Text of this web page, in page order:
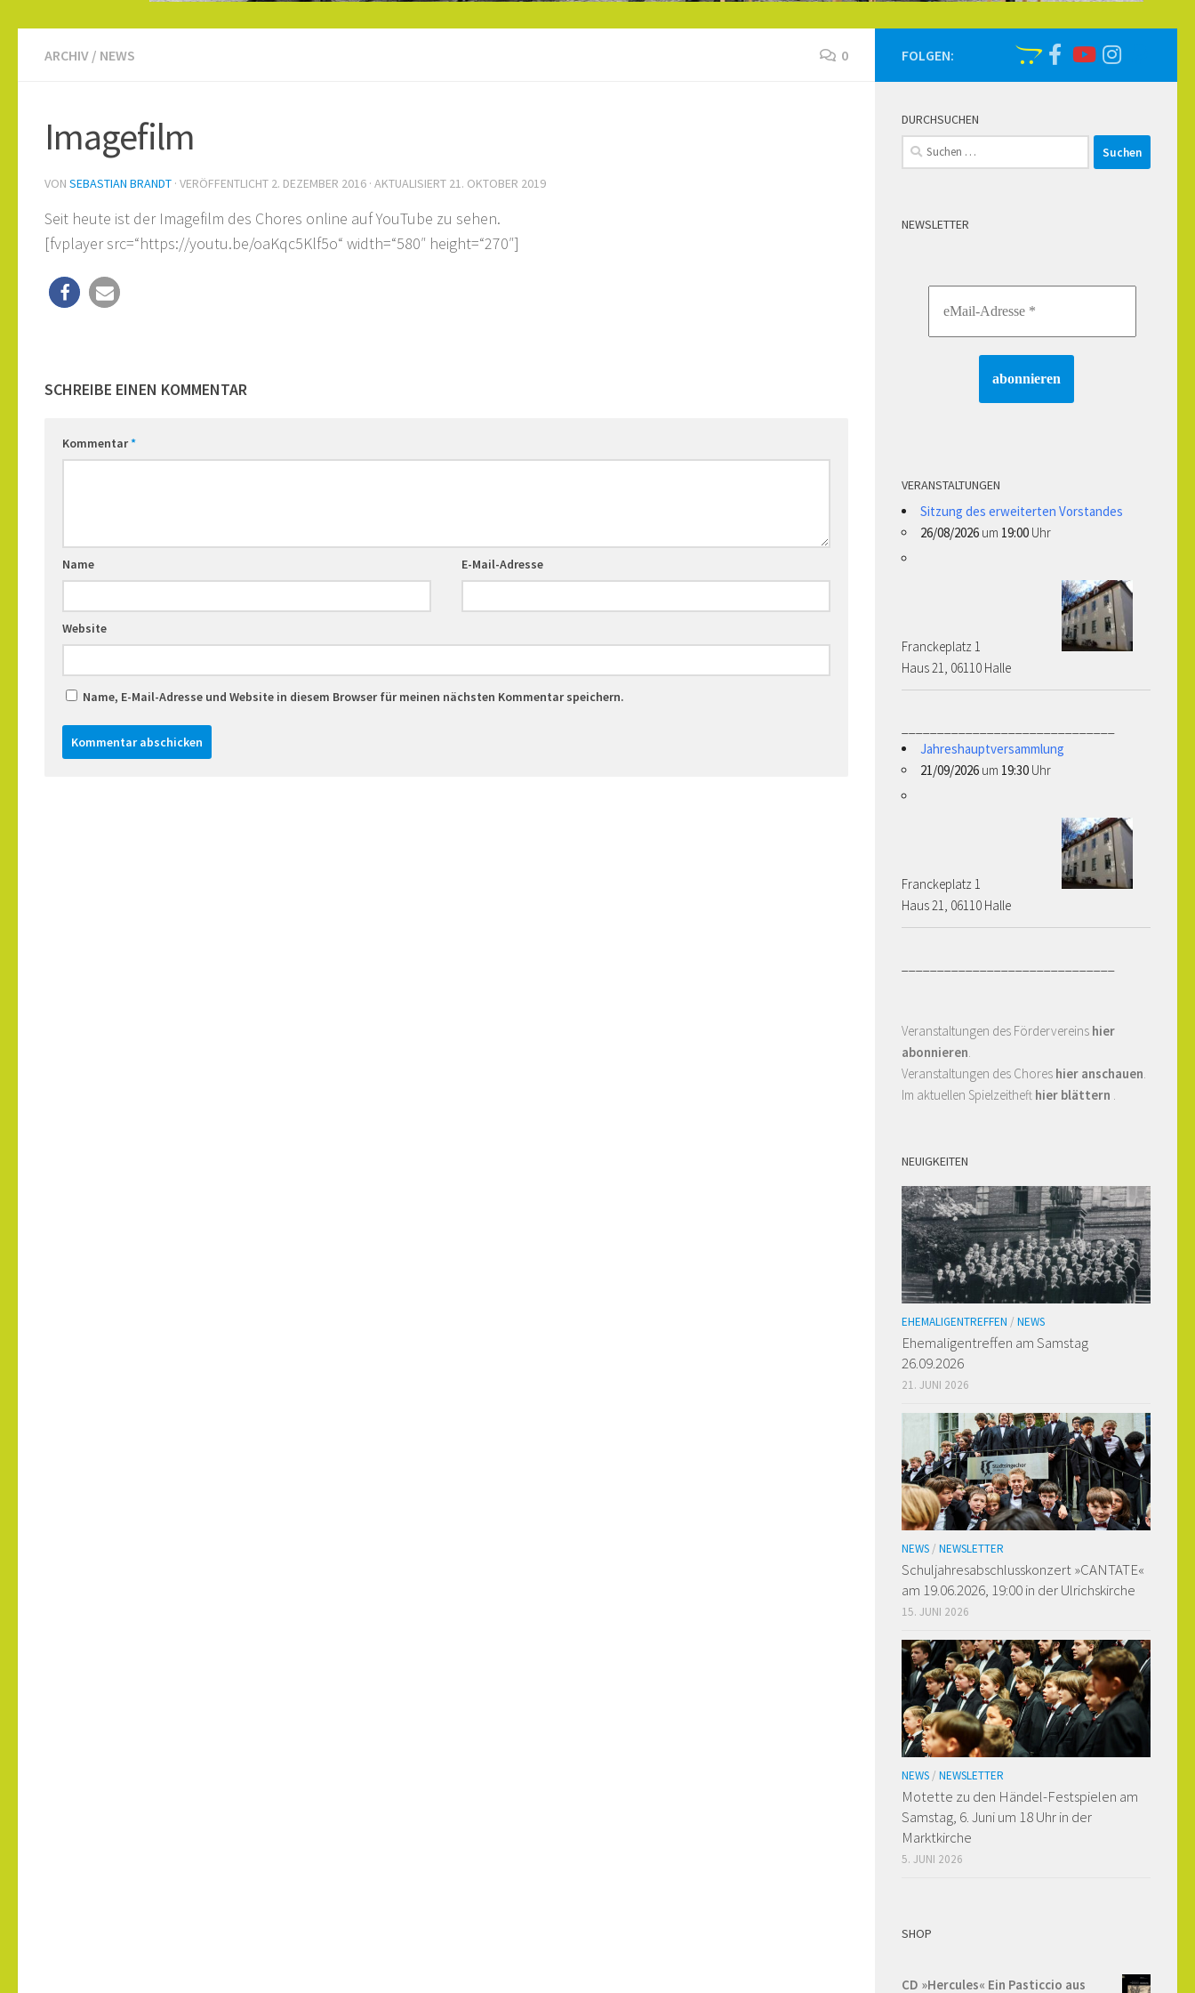
ARCHIV / NEWS 0
Imagefilm
VON SEBASTIAN BRANDT · VERÖFFENTLICHT 2. DEZEMBER 2016 · AKTUALISIERT 21. OKTOBER 2019
Seit heute ist der Imagefilm des Chores online auf YouTube zu sehen.
[fvplayer src=“https://youtu.be/oaKqc5Klf5o“ width=“580″ height=“270″]
SCHREIBE EINEN KOMMENTAR
Kommentar*
Name E-Mail-Adresse
Website
Name, E-Mail-Adresse und Website in diesem Browser für meinen nächsten Kommentar speichern.
FOLGEN:
DURCHSUCHEN
Suchen
nach:
NEWSLETTER
VERANSTALTUNGEN
Sitzung des erweiterten Vorstandes
26/08/2026 um 19:00 Uhr
Franckeplatz 1 ­­­­
Haus 21, 06110 Halle
Jahreshauptversammlung
21/09/2026 um 19:30 Uhr
Franckeplatz 1 ­­­­
Haus 21, 06110 Halle
Veranstaltungen des Fördervereins hier
abonnieren.
Veranstaltungen des Chores hier anschauen.
Im aktuellen Spielzeitheft hier blättern .
NEUIGKEITEN
EHEMALIGENTREFFEN / NEWS
Ehemaligen­treffen am Samstag
26.09.2026
21. JUNI 2026
NEWS / NEWSLETTER
Schuljahresabschlusskonzert »CANTATE«
am 19.06.2026, 19:00 in der Ulrichskirche
15. JUNI 2026
NEWS / NEWSLETTER
Motette zu den Händel-Festspielen am
Samstag, 6. Juni um 18 Uhr in der
Marktkirche
5. JUNI 2026
SHOP
CD »Hercules« Ein Pasticcio aus